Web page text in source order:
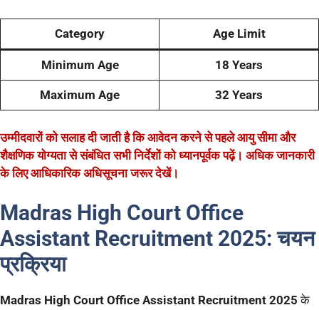
Category Age Limit
Minimum Age 18 Years
Maximum Age 32 Years
उम्मीदवारों को सलाह दी जाती है कि आवेदन करने से पहले आयु सीमा और
शैक्षणिक योग्यता से संबंधित सभी निर्देशों को ध्यानपूर्वक पढ़ें। अधिक जानकारी
के लिए आधिकारिक अधिसूचना जरूर देखें।
Madras High Court Office
Assistant Recruitment 2025: चयन
प्रक्रिया
Madras High Court Office Assistant Recruitment 2025 के